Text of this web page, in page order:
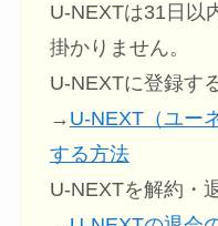
U-NEXTは31日以
掛かりません。
U-NEXTに登録す
→ U-NEXT（ユー
する方法
U-NEXTを解約・